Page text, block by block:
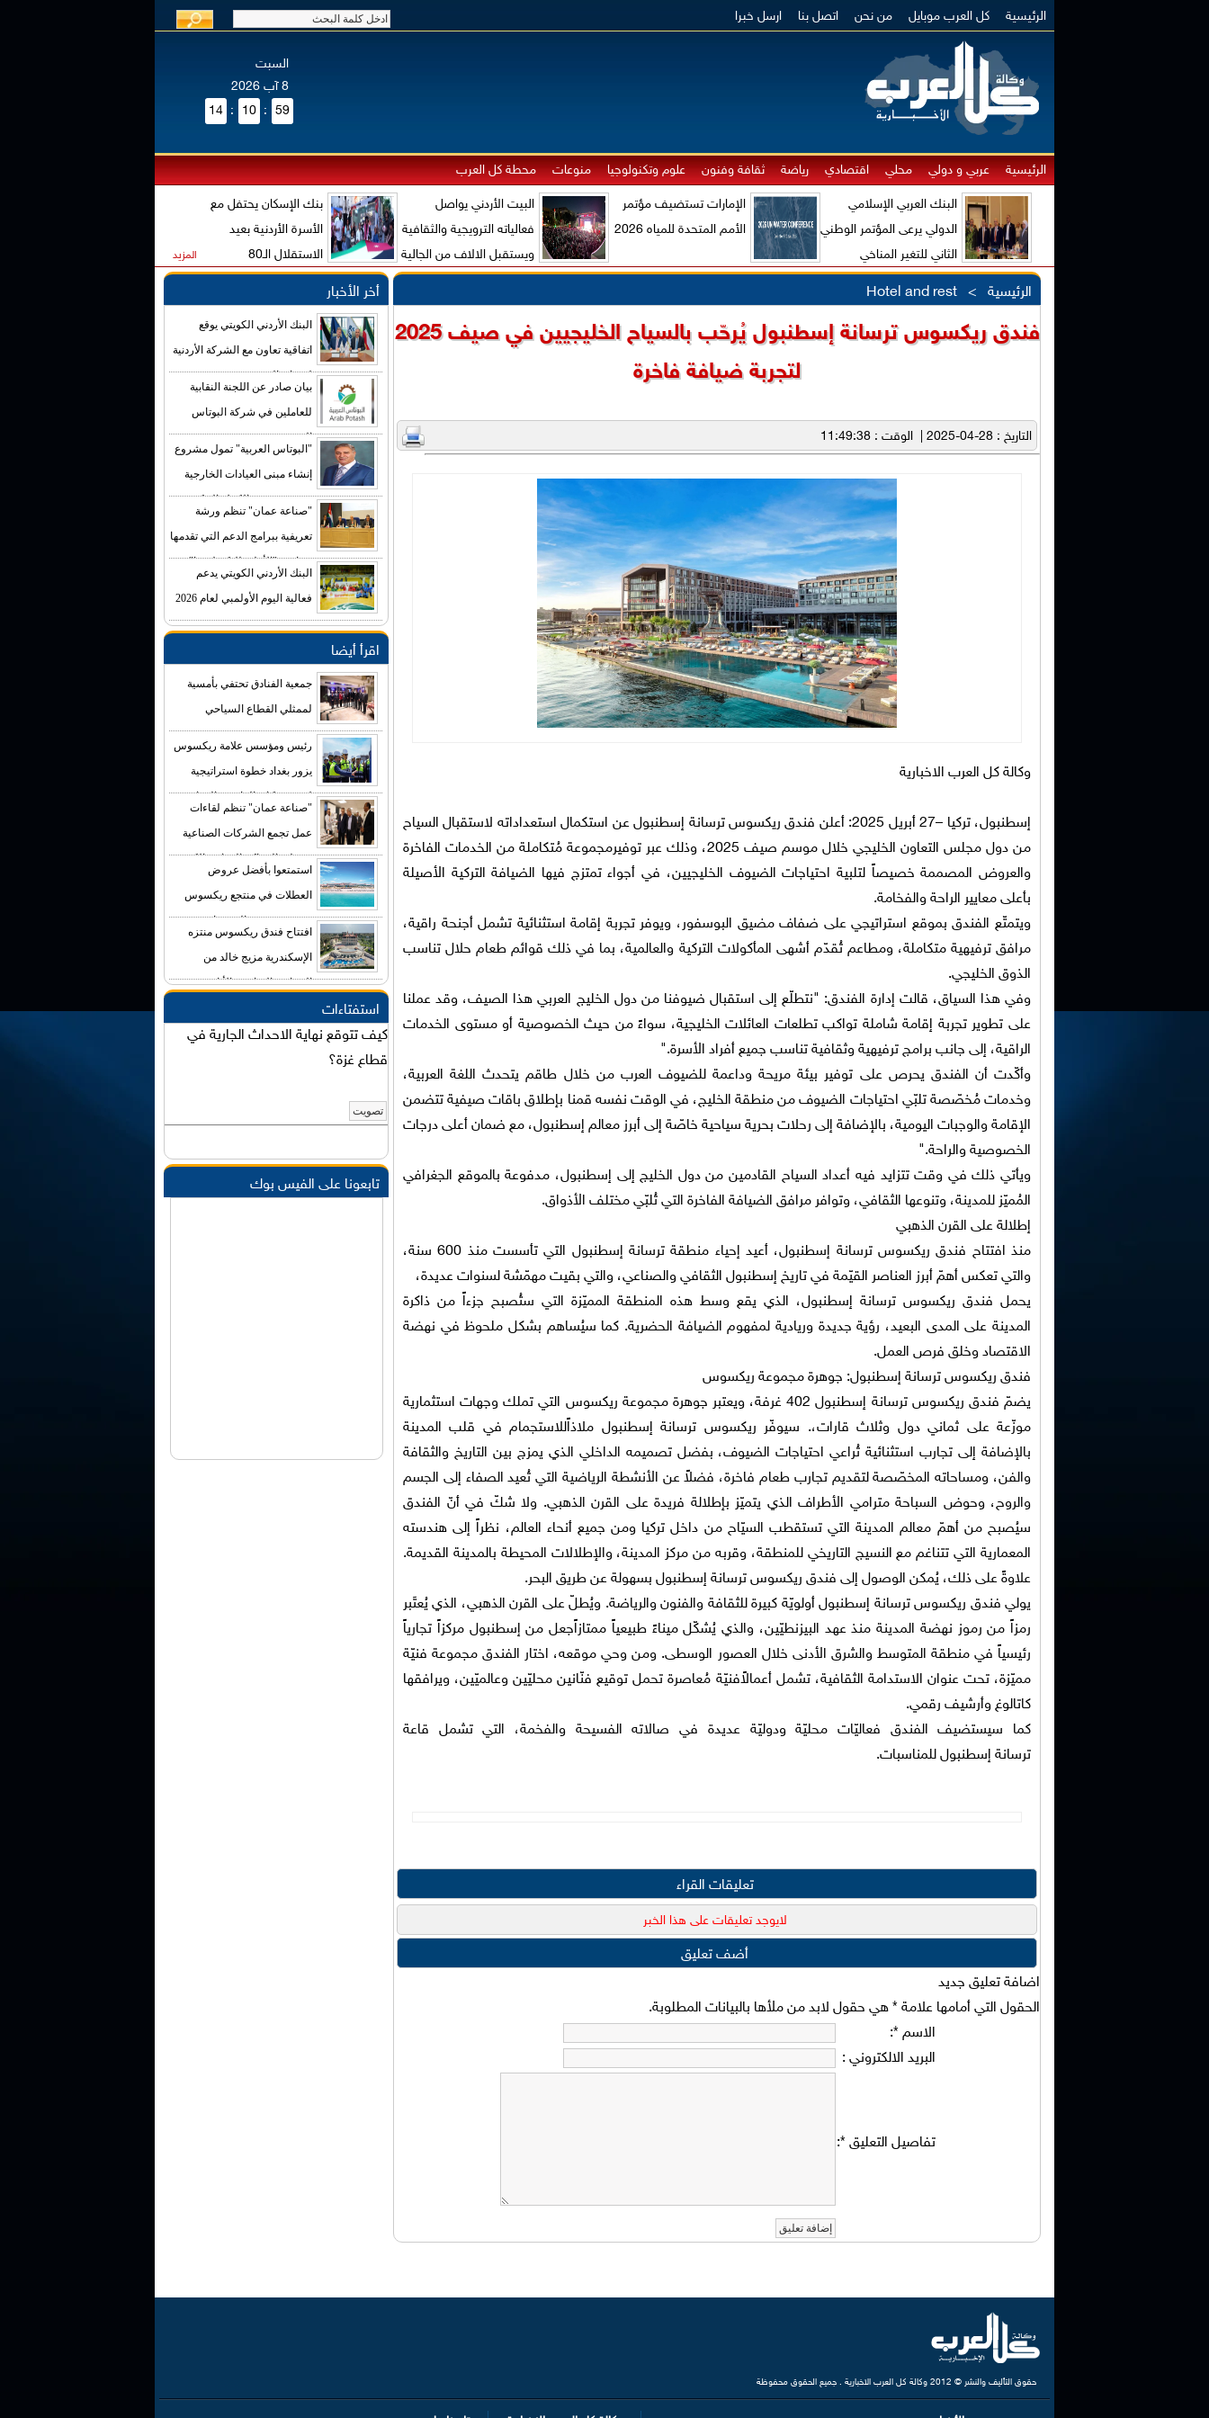
الرئيسية كل العرب موبايل من نحن اتصل بنا ارسل خبرا
السبت
8 آب 2026
14 : 10 : 59
الرئيسية عربي و دولي محلي اقتصادي رياضة ثقافة وفنون علوم وتكنولوجيا منوعات محطة كل العرب
البنك العربي الإسلامي
الدولي يرعى المؤتمر الوطني
الثاني للتغير المناخي
الإمارات تستضيف مؤتمر
الأمم المتحدة للمياه 2026
البيت الأردني يواصل
فعالياته الترويجية والثقافية
ويستقبل الالاف من الجالية
بنك الإسكان يحتفل مع
الأسرة الأردنية بعيد
الاستقلال الـ80
المزيد
الرئيسية >
Hotel and rest
فندق ريكسوس ترسانة إسطنبول يُرحّب بالسياح الخليجيين في صيف 2025
لتجربة ضيافة فاخرة
التاريخ : 28-04-2025 | الوقت : 11:49:38
وكالة كل العرب الاخبارية
إسطنبول، تركيا –27 أبريل 2025 : أعلن فندق ريكسوس ترسانة إسطنبول عن استكمال استعداداته لاستقبال السياح
من دول مجلس التعاون الخليجي خلال موسم صيف 2025، وذلك
عبر توفيرمجموعة متكاملة من الخدمات الفاخرة
والعروض المصممة خصيصاًلتلبية احتياجات الضيوف الخليجيين، في أجواء تمتزج فيها الضيافة التركية الأصيلة
بأعلى معايير الراحة والفخامة.
ويتمتع الفندق بموقع استراتيجي على ضفاف مضيق البوسفور، ويوفر تجربة إقامة استثنائية تشمل أجنحة راقية،
مرافق ترفيهية متكاملة، ومطاعم تقدم أشهى المأكولات التركية والعالمية، بما في ذلك قوائم طعام حلال تناسب
الذوق الخليجي.
وفي هذا السياق، قالت إدارة الفندق:
"نتطلع إلى استقبال ضيوفنا من دول الخليج العربي هذا الصيف، وقد عملنا
على تطوير تجربة إقامة شاملة تواكب تطلعات العائلات الخليجية، سواءمن حيث الخصوصية أو مستوى الخدمات
الراقية، إلى جانب برامج ترفيهية وثقافية تناسب جميع أفراد الأسرة."
وأكدت أن الفندق يحرص على توفير بيئة مريحة وداعمة للضيوف العرب من خلال طاقم يتحدث اللغة العربية،
وخدمات مخصصة تلبي احتياجات الضيوف من منطقة الخليج، في الوقت نفسه قمنا بإطلاق باقات صيفية تتضمن
الإقامة والوجبات اليومية، بالإضافة إلى رحلات بحرية سياحية خاصة إلى أبرز معالم إسطنبول، مع ضمان أعلى درجات
الخصوصية والراحة."
ويأتي ذلك في وقت تتزايد فيه أعداد السياح القادمين من دول الخليج إلى إسطنبول، مدفوعة بالموقع الجغرافي
المميز للمدينة، وتنوعها الثقافي، وتوافر مرافق الضيافة الفاخرة التي تلبي مختلف الأذواق.
إطلالة على القرن الذهبي
منذ افتتاح فندق ريكسوس ترسانة إسطنبول، أعيدإحياء منطقة ترسانةإسطنبول التي تأسست
منذ 600 سنة،
والتي تعكس أهمّ أبرز العناصر القيّمة في تاريخ إسطنبول الثقافي والصناعي، والتي بقيت مهمّشة لسنوات عديدة،
يحمل فندق ريكسوس ترسانة إسطنبول، الذي يقع وسط هذه المنطقة المميّزة التي ستُصبح جزءاً من ذاكرة
المدينة على المدى البعيد، رؤية جديدة وريادية لمفهوم الضيافة الحضرية. كما سيُساهم بشكل ملحوظ في نهضة
الاقتصاد وخلق فرص العمل.
فندق ريكسوس ترسانة إسطنبول: جوهرة مجموعة ريكسوس
يضمّ فندق ريكسوس ترسانة إسطنبول 402 غرفة، ويعتبر جوهرة مجموعة ريكسوس التي تملك وجهات استثمارية
موزّعة على ثماني دول وثلاث قارات،. سيوفّر ريكسوس ترسانةإسطنبول ملاذاًللاستجمام في قلب المدينة
بالإضافة إلى تجارب استثنائية تُراعي احتياجات الضيوف، بفضل تصميمه الداخلي الذي يمزج بين التاريخ والثقافة
والفن، ومساحاته المخصّصة لتقديم تجارب طعام فاخرة، فضلاًعن الأنشطة الرياضية التي تُعيد الصفاء إلى الجسم
والروح، وحوض السباحةمترامي الأطراف الذي يتميز بإطلالة فريدة على القرن الذهبي. ولا شكّ في أنّ الفندق
سيُصبحمن أهمّ معالم المدينة التي تستقطب السيّاح من داخل تركيا ومن جميع أنحاء العالم، نظراً إلى هندسته
المعمارية التي تتناغم مع النسيج التاريخي للمنطقة، وقربه من مركز المدينة، والإطلالات المحيطة بالمدينة القديمة.
علاوةً على ذلك، يُمكن الوصول إلى فندق ريكسوس ترسانة إسطنبول بسهولة عن طريق البحر.
يولي فندق ريكسوس ترسانة إسطنبول أولويّة كبيرة للثقافة والفنون والرياضة. ويُطلّ على القرن الذهبي، الذي يُعتَبر
رمزاً من رموز نهضة المدينة منذ عهد البيزنطيّين، والذي يُشكّل ميناءًطبيعياً ممتازاًجعل من إسطنبول مركزاً تجارياً
رئيسياً في منطقة المتوسط والشرق الأدنى خلال العصور الوسطى. ومن وحي موقعه، اختار الفندق مجموعة فنيّة
مميّزة، تحت عنوان الاستدامة الثقافية، تشمل أعمالاًفنيّة معاصرة تحمل توقيع فنّانين محليّين وعالميّين، ويرافقها
كاتالوغ وأرشيف رقمي.
كما سيستضيف الفندق فعاليّات محليّة ودوليّة عديدة في صالاته الفسيحة والفخمة، التي تشمل قاعة
ترسانة إسطنبول للمناسبات.
تعليقات القراء
لايوجد تعليقات على هذا الخبر
أضف تعليق
اضافة تعليق جديد
الحقول التي أمامها علامة * هي حقول لابد من ملأها بالبيانات المطلوبة.
الاسم*
:
البريد الالكتروني:
تفاصيل التعليق*
:
أخر الأخبار
البنك الأردني الكويتي يوقع
اتفاقية تعاون مع الشركة الأردنية
لضمان القروض
بيان صادر عن اللجنة النقابية
للعاملين في شركة البوتاس
العربية
"البوتاس العربية" تمول مشروع
إنشاء مبنى العيادات الخارجية
في مستشفى الكرك الحكومي
بكلفة تصل إلى (4) ملايين دينار
"صناعة عمان" تنظم ورشة
تعريفية ببرامج الدعم التي تقدمها
صناديق "الأعلى للتكنولوجيا"
البنك الأردني الكويتي يدعم
فعالية اليوم الأولمبي لعام 2026
اقرأ أيضا
جمعية الفنادق تحتفي بأمسية
لممثلي القطاع السياحي
رئيس ومؤسس علامة ريكسوس
يزور بغداد خطوة استراتيجية
لتعزيز مكانة العاصمة العراقية
بين وجهات الضيافة الفاخرة حول العالم
"صناعة عمان" تنظم لقاءات
عمل تجمع الشركات الصناعية
بممثلي المراكز التجارية الكبرى
والفنادق في المملكة
استمتعوا بأفضل عروض
العطلات في منتجع ريكسوس
بريميوم جزيرة السعديات
افتتاح فندق ريكسوس منتزه
الإسكندرية مزيج خالد من
الفخامة، التراث، والأناقة
استفتاءات
كيف تتوقع نهاية الاحداث الجارية في
قطاع غزة؟
تابعونا على الفيس بوك
حقوق التأليف والنشر © 2012 وكالة كل العرب الاخبارية . جميع الحقوق محفوظة